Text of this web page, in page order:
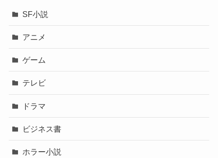
SF小説
アニメ
ゲーム
テレビ
ドラマ
ビジネス書
ホラー小説